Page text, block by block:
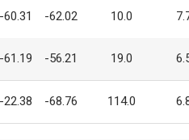
-60.31 -62.02 10.0
-61.19 -56.21 19.0
-22.38 -68.76 114.0